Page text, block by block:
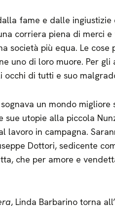
fame e dalle
corriera piena di merci
società più equa. Le cose
uno di loro muore. Per
occhi di tutti e suo
un mondo
sue utopie alla piccola
lavoro in campagna.
Dottori, sedicente
che per amore e
, Linda Barbarino torna